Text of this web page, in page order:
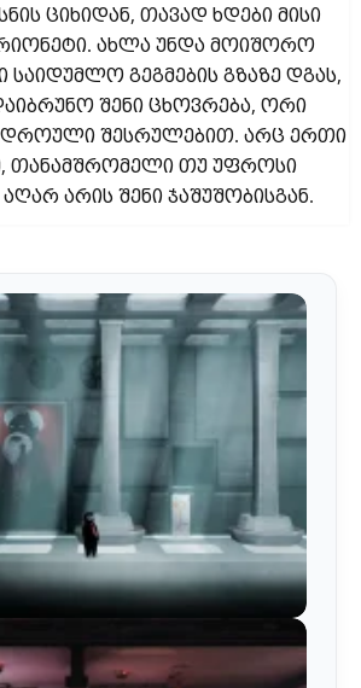
ციხიდან, თავად ხდები მისი
ახლა უნდა მოიშორო
საიდუმლო გეგმების გზაზე დგას,
შენი ცხოვრება, ორი
შესრულებით. არც ერთი
თანამშრომელი თუ უფროსი
არის შენი ჯაშუშობისგან.